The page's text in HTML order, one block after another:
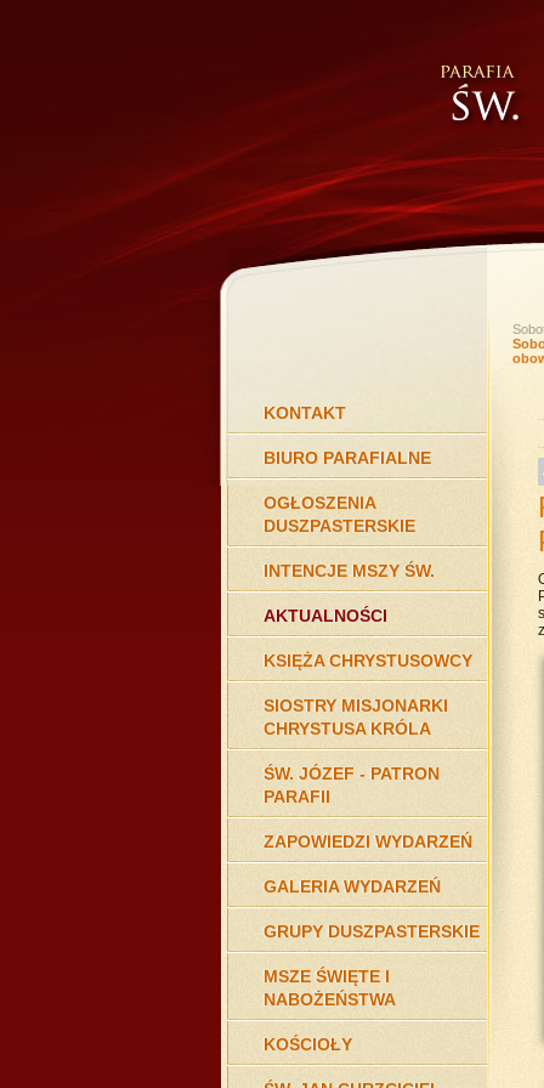
KONTAKT
BIURO PARAFIALNE
OGŁOSZENIA
DUSZPASTERSKIE
INTENCJE MSZY ŚW.
AKTUALNOŚCI
KSIĘŻA CHRYSTUSOWCY
SIOSTRY MISJONARKI
CHRYSTUSA KRÓLA
ŚW. JÓZEF - PATRON
PARAFII
ZAPOWIEDZI WYDARZEŃ
GALERIA WYDARZEŃ
GRUPY DUSZPASTERSKIE
MSZE ŚWIĘTE I
NABOŻEŃSTWA
KOŚCIOŁY